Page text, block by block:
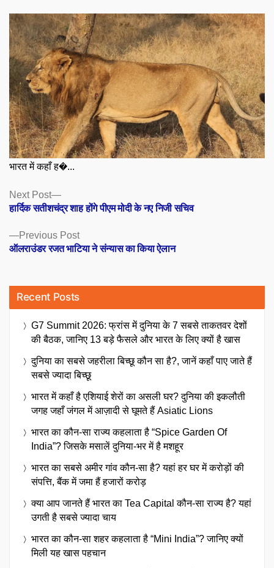
भारत में कहाँ ह�...
Posts
navigation
Previous PostPrevious
post:
ऑलराउंडर रजत भाटिया ने संन्यास का किया ऐलान
Next Post
Next
post:
हार्दिक सतीशचंद्र शाह होंगे पीएम मोदी के नए निजी सचिव
Recent Posts
G7 Summit 2026: फ्रांस में दुनिया के 7 सबसे ताकतवर देशों
की बैठक, जानिए 13 बड़े फैसले और भारत के लिए क्यों है खास
दुनिया का सबसे जहरीला बिच्छू कौन सा है?, जानें कहाँ पाए जाते हैं
सबसे ज्यादा बिच्छू
भारत में कहाँ है एशियाई शेरों का असली घर? दुनिया की इकलौती
जगह जहाँ जंगल में आज़ादी से घूमते हैं Asiatic Lions
भारत का कौन-सा राज्य कहलाता है “Spice Garden Of
India”? जिसके मसालें दुनिया-भर में है मशहूर
भारत का सबसे अमीर गांव कौन-सा है? यहां हर घर में करोड़ों की
संपत्ति, बैंक में जमा हैं हजारों करोड़
क्या आप जानते हैं भारत का Tea Capital कौन-सा राज्य है? यहां
उगती है सबसे ज्यादा चाय
भारत का कौन-सा शहर कहलाता है “Mini India”? जानिए क्यों
मिली यह खास पहचान